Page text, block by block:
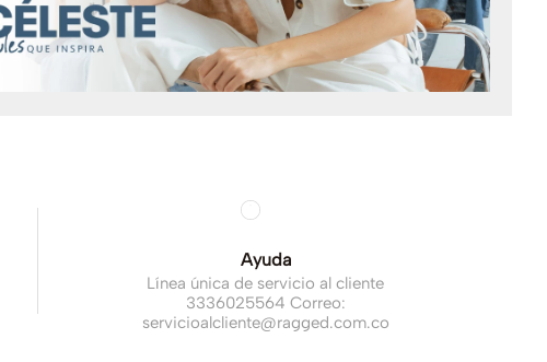
Ayuda
Línea única de servicio al cliente
3336025564 Correo:
servicioalcliente@ragged.com.co